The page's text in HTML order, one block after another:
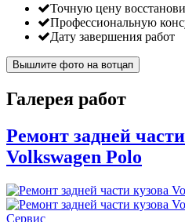
Точную цену
Профессиональную
Дату завершения работ
Вышлите фото на вотцап
Галерея работ
Ремонт задней
Volkswagen Polo